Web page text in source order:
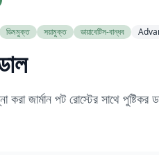
ডিমমুক্ত সয়ামুক্ত ডায়াবেটিস-বান্ধব
করা জার্মান পট রোস্টের সাথে